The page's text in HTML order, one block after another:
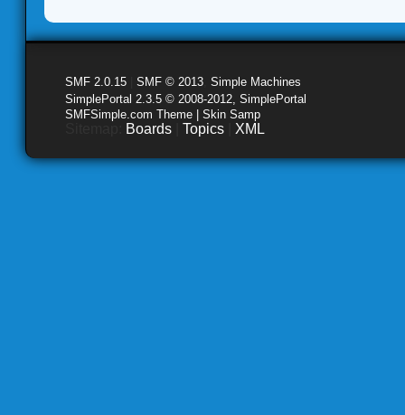
SMF 2.0.15 SMF © 2013 Simple Machines
SimplePortal 2.3.5 © 2008-2012, SimplePortal
SMFSimple.com Theme | Skin Samp
Boards Topics XML